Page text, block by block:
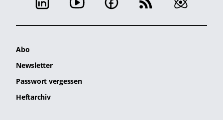
Abo
Newsletter
Passwort vergessen
Heftarchiv